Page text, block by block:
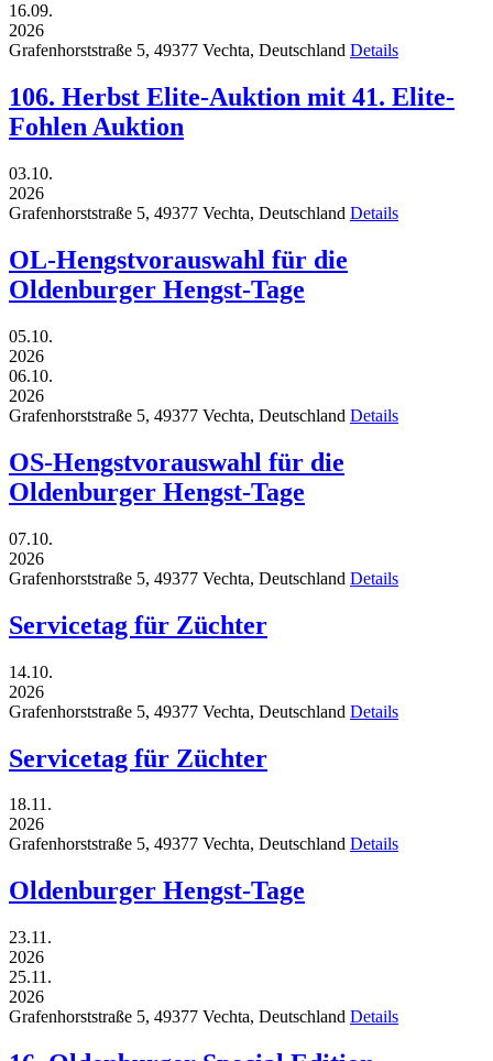
16.09.
2026
Grafenhorststraße 5, 49377 Vechta, Deutschland Details
106. Herbst Elite-Auktion mit 41. Elite-
Fohlen Auktion
03.10.
2026
Grafenhorststraße 5, 49377 Vechta, Deutschland Details
OL-Hengstvorauswahl für die
Oldenburger Hengst-Tage
05.10.
2026
06.10.
2026
Grafenhorststraße 5, 49377 Vechta, Deutschland Details
OS-Hengstvorauswahl für die
Oldenburger Hengst-Tage
07.10.
2026
Grafenhorststraße 5, 49377 Vechta, Deutschland Details
Servicetag für Züchter
14.10.
2026
Grafenhorststraße 5, 49377 Vechta, Deutschland Details
Servicetag für Züchter
18.11.
2026
Grafenhorststraße 5, 49377 Vechta, Deutschland Details
Oldenburger Hengst-Tage
23.11.
2026
25.11.
2026
Grafenhorststraße 5, 49377 Vechta, Deutschland Details